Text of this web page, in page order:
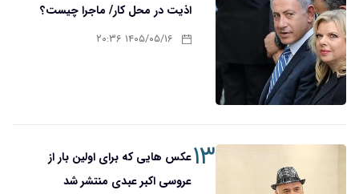
اذیت در محل کار/ ماجرا چیست؟
۱۴۰۵/۰۵/۱۶ ۲۰:۳۶
۱۳عکس هایی که برای اولین بار از
عروسی اکبر عبدی منتشر شد